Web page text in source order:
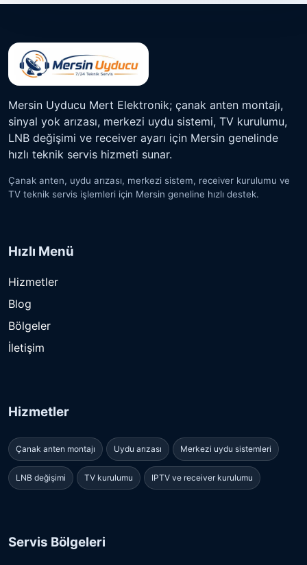
Mersin Uyducu Mert Elektronik; çanak anten montajı,
sinyal yok arızası, merkezi uydu sistemi, TV kurulumu,
LNB değişimi ve receiver ayarı için Mersin genelinde
hızlı teknik servis hizmeti sunar.
Çanak anten, uydu arızası, merkezi sistem, receiver kurulumu ve
TV teknik servis işlemleri için Mersin geneline hızlı destek.
Hızlı Menü
Hizmetler
Blog
Bölgeler
İletişim
Hizmetler
Çanak anten montajı Uydu arızası Merkezi uydu sistemleri
LNB değişimi TV kurulumu IPTV ve receiver kurulumu
Servis Bölgeleri